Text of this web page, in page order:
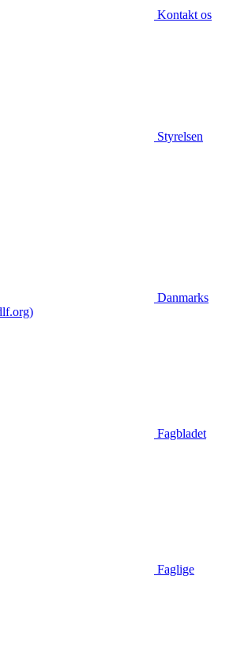
Kontakt os
Styrelsen
Danmarks
Fagbladet
Faglige